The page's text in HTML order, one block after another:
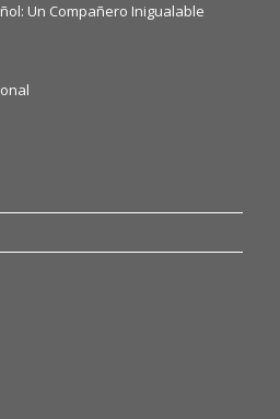
Un Compañero Inigualable